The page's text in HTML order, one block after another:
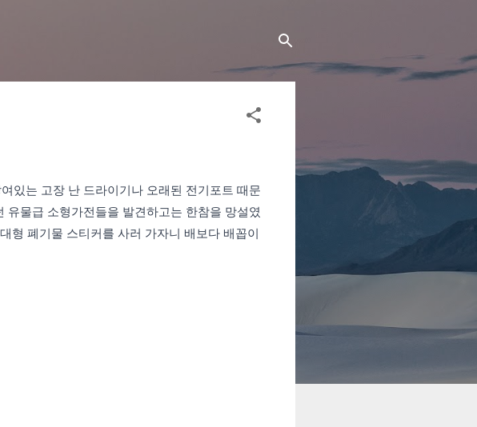
있는 고장 난 드라이기나 오래된 전기포트 때문
물급 소형가전들을 발견하고는 한참을 망설였
형 폐기물 스티커를 사러 가자니 배보다 배꼽이